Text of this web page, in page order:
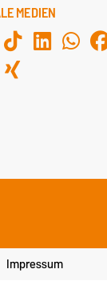
MEDIEN
Impressum